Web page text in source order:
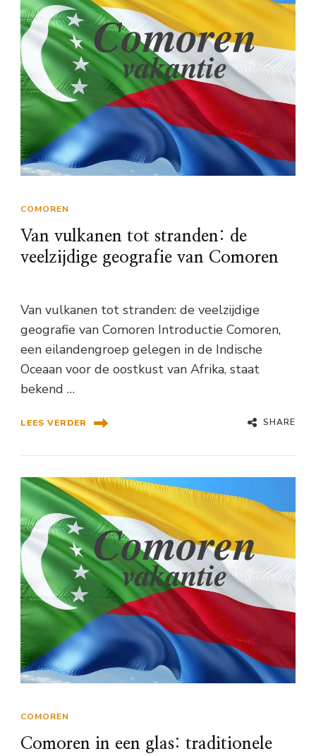
COMOREN
Van vulkanen tot stranden: de
veelzijdige geografie van Comoren
Van vulkanen tot stranden: de veelzijdige
geografie van Comoren Introductie Comoren,
een eilandengroep gelegen in de Indische
Oceaan voor de oostkust van Afrika, staat
bekend …
LEES VERDER SHARE
COMOREN
Comoren in een glas: traditionele